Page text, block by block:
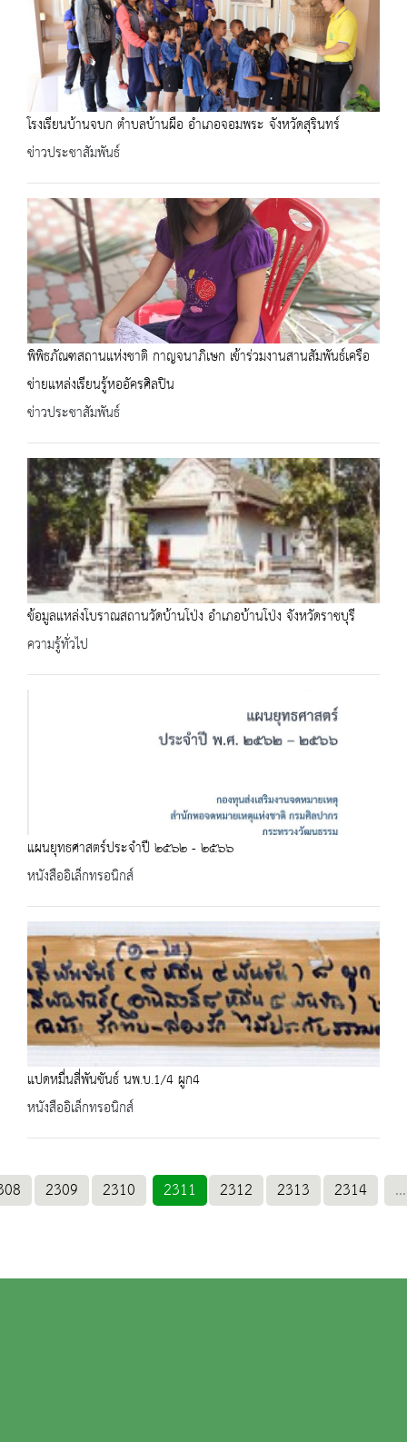
โรงเรียนบ้านจบก ตำบลบ้านผือ อำเภอจอมพระ จังหวัดสุรินทร์
ข่าวประชาสัมพันธ์
พิพิธภัณฑสถานแห่งชาติ กาญจนาภิเษก เข้าร่วมงานสานสัมพันธ์เครือ
ข่ายแหล่งเรียนรู้หออัครศิลปิน
ข่าวประชาสัมพันธ์
ข้อมูลแหล่งโบราณสถานวัดบ้านโป่ง อำเภอบ้านโป่ง จังหวัดราชบุรี
ความรู้ทั่วไป
แผนยุทธศาสตร์ประจำปี ๒๕๖๒ - ๒๕๖๖
หนังสืออิเล็กทรอนิกส์
แปดหมื่นสี่พันขันธ์ นพ.บ.1/4 ผูก4
หนังสืออิเล็กทรอนิกส์
2309 2310 2311 2312 2313 2314 ...